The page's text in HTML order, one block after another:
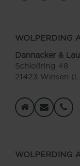
WOLPERDING
Dannacker &
Schloßring 48
21423 Winsen
WOLPERDING